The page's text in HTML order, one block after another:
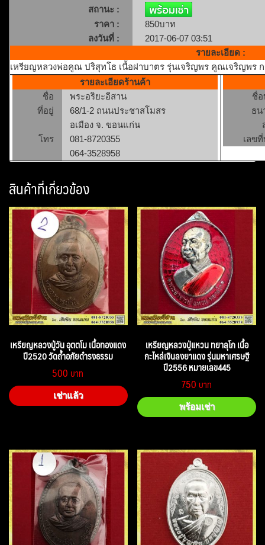
สถานะ :
ราคา :
850บาท
ลงวันที่ :
2017-06-07 03:51
รายละเอียด :
เหรียญหลวงพ่อคูณ ปริสุทโธ เนื้อฝาบาตร รุ่นเจริญพร คูณ​เจริญพร ก
รายละเอียดร้านค้า
ชื่อ
พระอริยะอีสาน
ที่อยู่
68/1-2 ถนนประชาสโมสร
อเมือง จ. ขอนแก่น
โทร
081-8720355
064-3528958
ชื่
ธน
เลข
สินค้าที่เกี่ยวข้อง
เหรียญหลวงปู่วัน อุตตโม เนื้อทองแดง
ปี2520 วัดถ้ำอภัยดำรงธรรม
500
เช่าแล้ว
เหรียญหลวงปู่แหวน ทยาลุโก เนื้อ
กะไหล่เงินลงยาแดง รุ่นมหาเศรษฐี
ปี2556 หมายเลข445
750
พร้อมเช่า